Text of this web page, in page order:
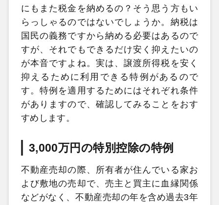
にもまた税金を納めるの？そう思う方もい
らっしゃるのではないでしょうか。納税は
国民の義務ですから納める必要はあるので
すが、それでもできるだけ安く抑えたいの
が本音ですよね。実は、譲渡所得税を安く
抑えるために利用できる特例があるので
す。特例を適用するためにはそれぞれ条件
がありますので、確認してみることをおす
すめします。
3,000万円の特別控除の特例
不動産売却の際、所有者が住んでいる家お
よび敷地の売却で、売主と買主に血縁関係
などがなく、不動産売却の年を含め過去3年